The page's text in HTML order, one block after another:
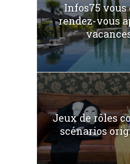
Infos75 vous
rendez-vous
Jeux de rôles
scénarios